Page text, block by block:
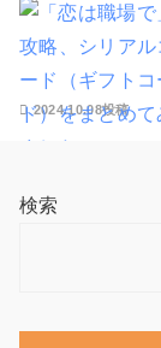
2024.10.08投稿
検索